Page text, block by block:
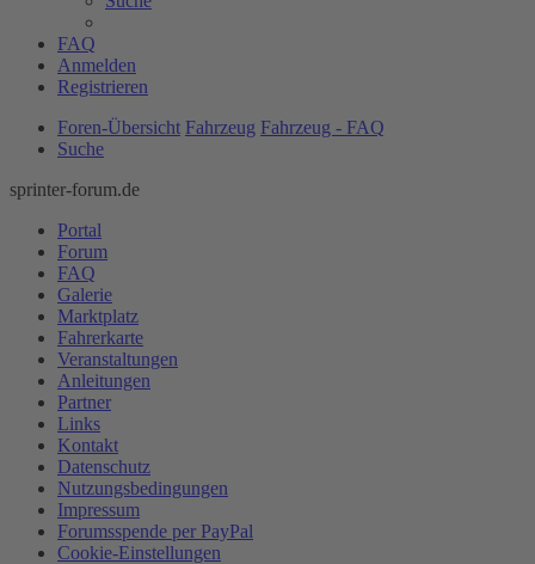
FAQ
Anmelden
Registrieren
Foren-Übersicht Fahrzeug Fahrzeug - FAQ
Suche
sprinter-forum.de
Portal
Forum
FAQ
Galerie
Marktplatz
Fahrerkarte
Veranstaltungen
Anleitungen
Partner
Links
Kontakt
Datenschutz
Nutzungsbedingungen
Impressum
Forumsspende per PayPal
Cookie-Einstellungen